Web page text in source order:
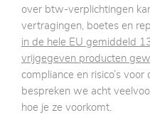
over btw-verplichtingen
vertragingen, boetes en
in de hele EU gemiddeld
vrijgegeven producten
compliance en risico’s
bespreken we acht
hoe je ze voorkomt.